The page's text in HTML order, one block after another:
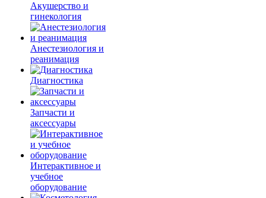
Акушерство и
гинекология
Анестезиология и
реанимация
Диагностика
Запчасти и
аксессуары
Интерактивное и
учебное
оборудование